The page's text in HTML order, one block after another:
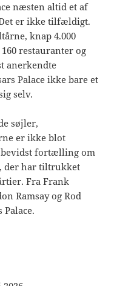
næsten altid et af
er ikke tilfældigt.
knap 4.000
restauranter og
anerkendte
Palace ikke bare et
selv.
søjler,
er ikke blot
bevidst fortælling om
der har tiltrukket
Fra Frank
Ramsay og Rod
Palace.